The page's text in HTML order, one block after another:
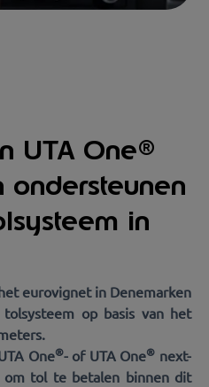
UTA One®
in
eurovignet in Denemarken
op basis van het
One®- of UTA One® next-
om tol te betalen binnen dit